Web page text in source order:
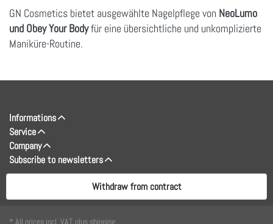
GN Cosmetics bietet ausgewählte Nagelpflege von NeoLumo
und Obey Your Bodyfür eine übersichtliche und unkomplizierte
Maniküre-Routine.
Informations
Service
Company
Subscribe to newsletters
Withdraw from contract
* All prices incl. VAT, plus shipping